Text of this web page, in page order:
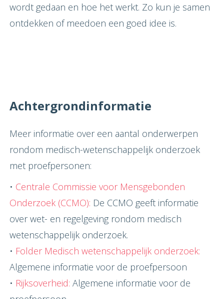
wordt gedaan en hoe het werkt. Zo kun je samen
ontdekken of meedoen een goed idee is.
Achtergrondinformatie
Meer informatie over een aantal onderwerpen
rondom medisch-wetenschappelijk onderzoek
met proefpersonen:
• Centrale Commissie voor Mensgebonden
Onderzoek (CCMO): De CCMO geeft informatie
over wet- en regelgeving rondom medisch
wetenschappelijk onderzoek.
• Folder Medisch wetenschappelijk onderzoek:
Algemene informatie voor de proefpersoon
• Rijksoverheid: Algemene informatie voor de